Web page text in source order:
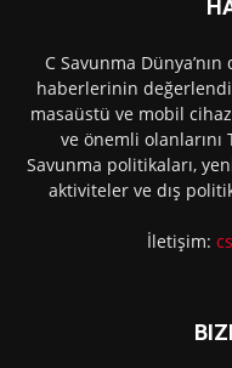
C Savunma
haberlerinin
masaüstü ve mobil
ve önemli olanlarını
Savunma politikaları,
aktiviteler ve dış
İletişim: